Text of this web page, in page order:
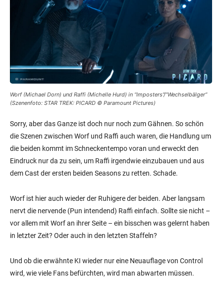
Worf (Michael Dorn) und Raffi (Michelle Hurd) in “Imposters”/”Wechselbälger”
(Szenenfoto: STAR TREK: PICARD © Paramount Pictures)
Sorry, aber das Ganze ist doch nur noch zum Gähnen. So schön
die Szenen zwischen Worf und Raffi auch waren, die Handlung um
die beiden kommt im Schneckentempo voran und erweckt den
Eindruck nur da zu sein, um Raffi irgendwie einzubauen und aus
dem Cast der ersten beiden Seasons zu retten. Schade.
Worf ist hier auch wieder der Ruhigere der beiden. Aber langsam
nervt die nervende (Pun intendend) Raffi einfach. Sollte sie nicht –
vor allem mit Worf an ihrer Seite – ein bisschen was gelernt haben
in letzter Zeit? Oder auch in den letzten Staffeln?
Und ob die erwähnte KI wieder nur eine Neuauflage von Control
wird, wie viele Fans befürchten, wird man abwarten müssen.